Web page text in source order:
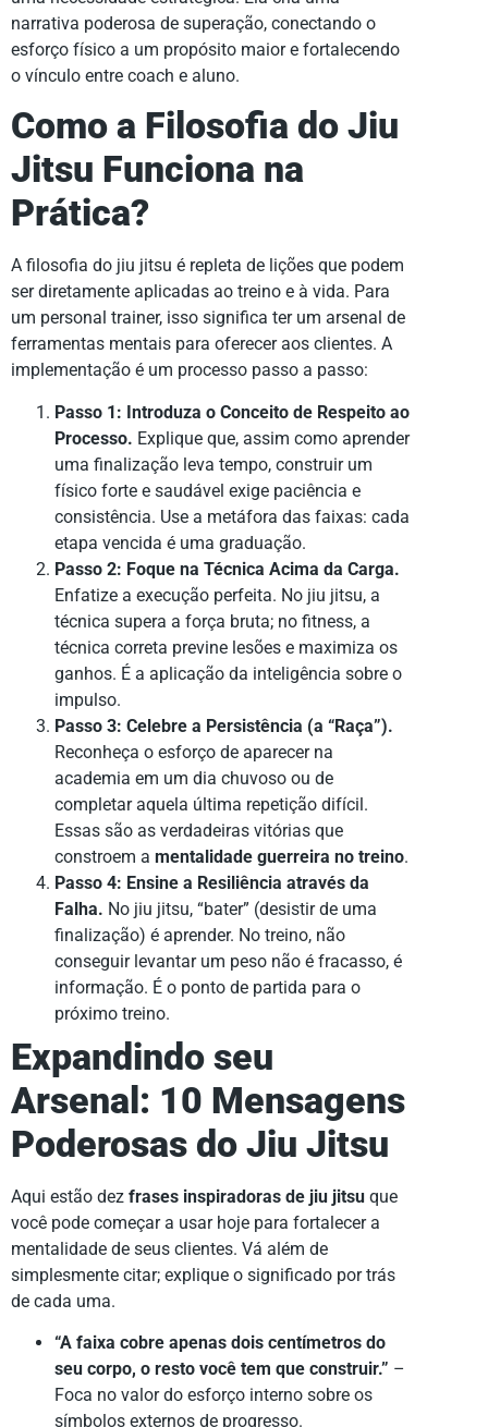
narrativa poderosa de superação, conectando o
esforço físico a um propósito maior e fortalecendo
o vínculo entre coach e aluno.
Como a Filosofia do Jiu
Jitsu Funciona na
Prática?
A filosofia do jiu jitsu é repleta de lições que podem
ser diretamente aplicadas ao treino e à vida. Para
um personal trainer, isso significa ter um arsenal de
ferramentas mentais para oferecer aos clientes. A
implementação é um processo passo a passo:
Passo 1: Introduza o Conceito de Respeito ao
Processo. Explique que, assim como aprender
uma finalização leva tempo, construir um
físico forte e saudável exige paciência e
consistência. Use a metáfora das faixas: cada
etapa vencida é uma graduação.
Passo 2: Foque na Técnica Acima da Carga.
Enfatize a execução perfeita. No jiu jitsu, a
técnica supera a força bruta; no fitness, a
técnica correta previne lesões e maximiza os
ganhos. É a aplicação da inteligência sobre o
impulso.
Passo 3: Celebre a Persistência (a “Raça”).
Reconheça o esforço de aparecer na
academia em um dia chuvoso ou de
completar aquela última repetição difícil.
Essas são as verdadeiras vitórias que
constroem a mentalidade guerreira no treino.
Passo 4: Ensine a Resiliência através da
Falha. No jiu jitsu, “bater” (desistir de uma
finalização) é aprender. No treino, não
conseguir levantar um peso não é fracasso, é
informação. É o ponto de partida para o
próximo treino.
Expandindo seu
Arsenal: 10 Mensagens
Poderosas do Jiu Jitsu
Aqui estão dez frases inspiradoras de jiu jitsu que
você pode começar a usar hoje para fortalecer a
mentalidade de seus clientes. Vá além de
simplesmente citar; explique o significado por trás
de cada uma.
“A faixa cobre apenas dois centímetros do
seu corpo, o resto você tem que construir.” –
Foca no valor do esforço interno sobre os
símbolos externos de progresso.